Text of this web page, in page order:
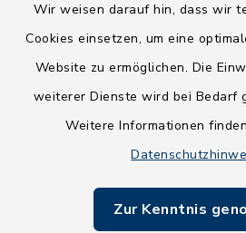
Wir weisen darauf hin, dass wir
Cookies einsetzen, um eine
Website zu ermöglichen. Die
weiterer Dienste wird bei Bedarf
Weitere Informationen
Zur Kenntnis